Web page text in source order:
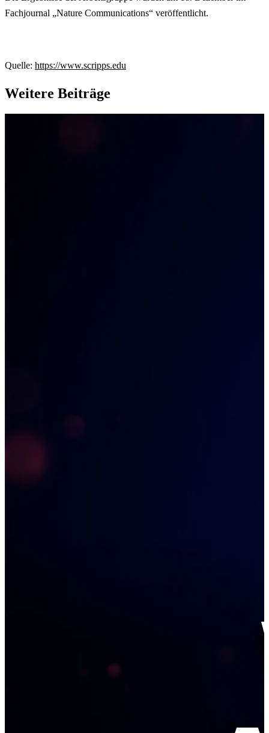
Fachjournal „Nature Communications“ veröffentlicht.
Quelle: https://www.scripps.edu
Weitere Beiträge